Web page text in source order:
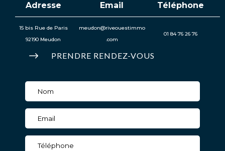
Adresse
Email Téléphone
15 bis Rue de Paris
92190 Meudon
meudon@riveouestimmo
.com
01 84 76 26 76
$ PRENDRE RENDEZ-VOUS